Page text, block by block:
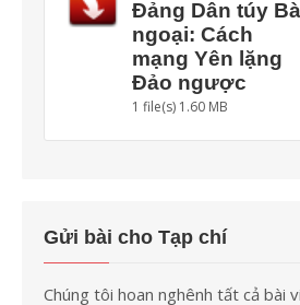
Đảng Dân túy
ngoại: Cách
mạng Yên lặng
Đảo ngược
1 file(s) 1.60 MB
Gửi bài cho Tạp chí
Chúng tôi hoan nghênh tất cả bài